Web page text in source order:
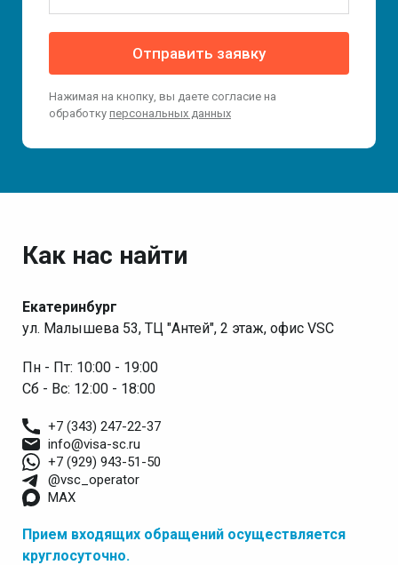
Отправить заявку
Нажимая на кнопку, вы даете согласие на
обработку персональных данных
Как нас найти
Екатеринбург
ул. Малышева 53, ТЦ "Антей", 2 этаж, офис VSC
Пн - Пт: 10:00 - 19:00
Сб - Вс: 12:00 - 18:00
+7 (343) 247-22-37
info@visa-sc.ru
+7 (929) 943-51-50
@vsc_operator
MAX
Прием входящих обращений осуществляется
круглосуточно.